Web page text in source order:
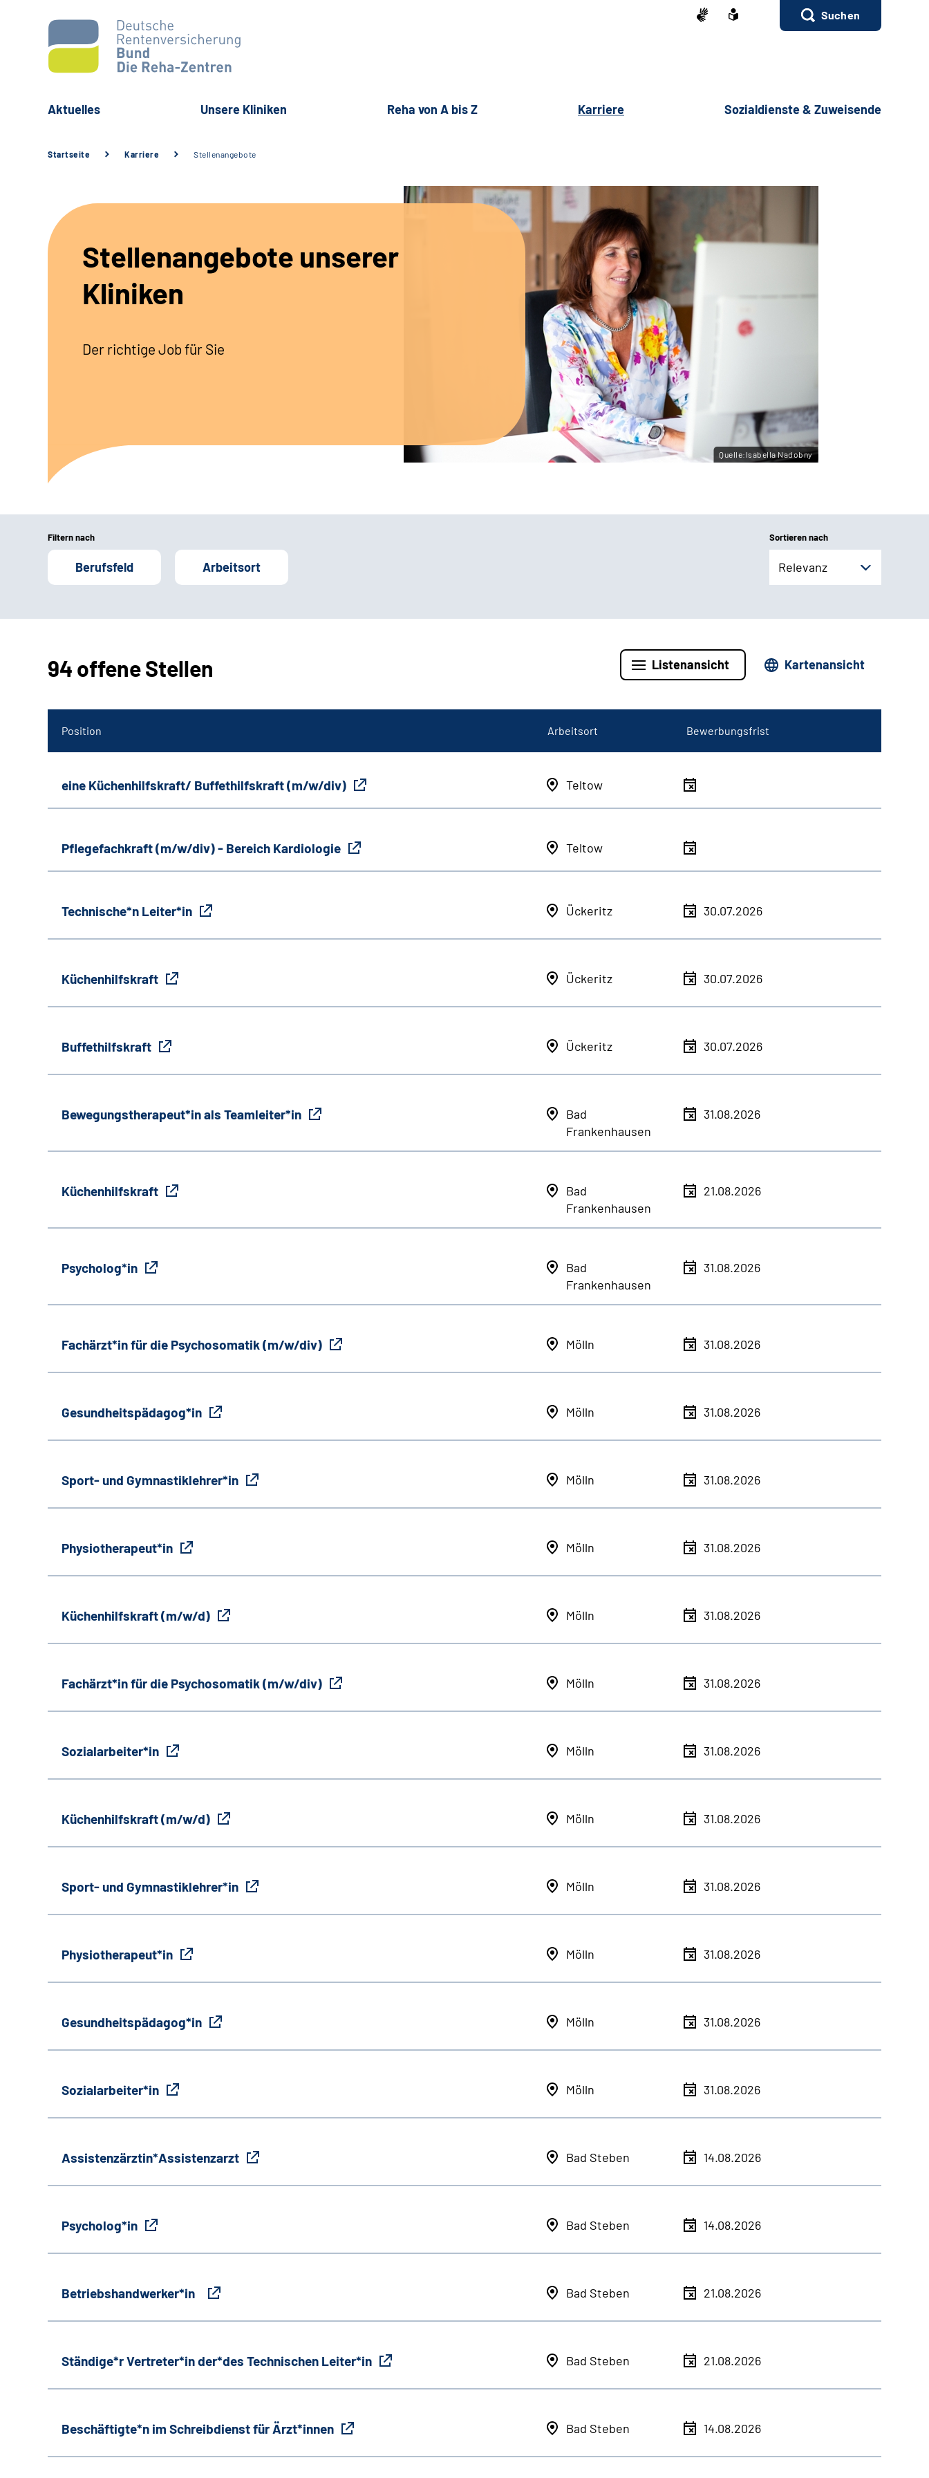
Suchen
Aktuelles Unsere Kliniken Reha von A bis Z Karriere Sozialdienste & Zuweisende
Startseite Karriere Stellenangebote
Stellenangebote unserer
Kliniken
Der richtige Job für Sie
Quelle:Isabella Nadobny
Filtern nach
Berufsfeld Arbeitsort
Sortieren nach
Relevanz
94 offene Stellen Listenansicht Kartenansicht
Position Arbeitsort Bewerbungsfrist
eine Küchenhilfskraft/ Buffethilfskraft (m/w/div) Teltow
Pflegefachkraft (m/w/div) - Bereich Kardiologie Teltow
Technische*n Leiter*in Ückeritz 30.07.2026
Küchenhilfskraft Ückeritz 30.07.2026
Buffethilfskraft Ückeritz 30.07.2026
Bewegungstherapeut*in als Teamleiter*in
Bad
Frankenhausen
31.08.2026
Küchenhilfskraft
Bad
Frankenhausen
21.08.2026
Psycholog*in
Bad
Frankenhausen
31.08.2026
Fachärzt*in für die Psychosomatik (m/w/div) Mölln 31.08.2026
Gesundheitspädagog*in Mölln 31.08.2026
Sport- und Gymnastiklehrer*in Mölln 31.08.2026
Physiotherapeut*in Mölln 31.08.2026
Küchenhilfskraft (m/w/d) Mölln 31.08.2026
Fachärzt*in für die Psychosomatik (m/w/div) Mölln 31.08.2026
Sozialarbeiter*in Mölln 31.08.2026
Küchenhilfskraft (m/w/d) Mölln 31.08.2026
Sport- und Gymnastiklehrer*in Mölln 31.08.2026
Physiotherapeut*in Mölln 31.08.2026
Gesundheitspädagog*in Mölln 31.08.2026
Sozialarbeiter*in Mölln 31.08.2026
Assistenzärztin*Assistenzarzt Bad Steben 14.08.2026
Psycholog*in Bad Steben 14.08.2026
Betriebshandwerker*in Bad Steben 21.08.2026
Ständige*r Vertreter*in der*des Technischen Leiter*in Bad Steben 21.08.2026
Beschäftigte*n im Schreibdienst für Ärzt*innen Bad Steben 14.08.2026